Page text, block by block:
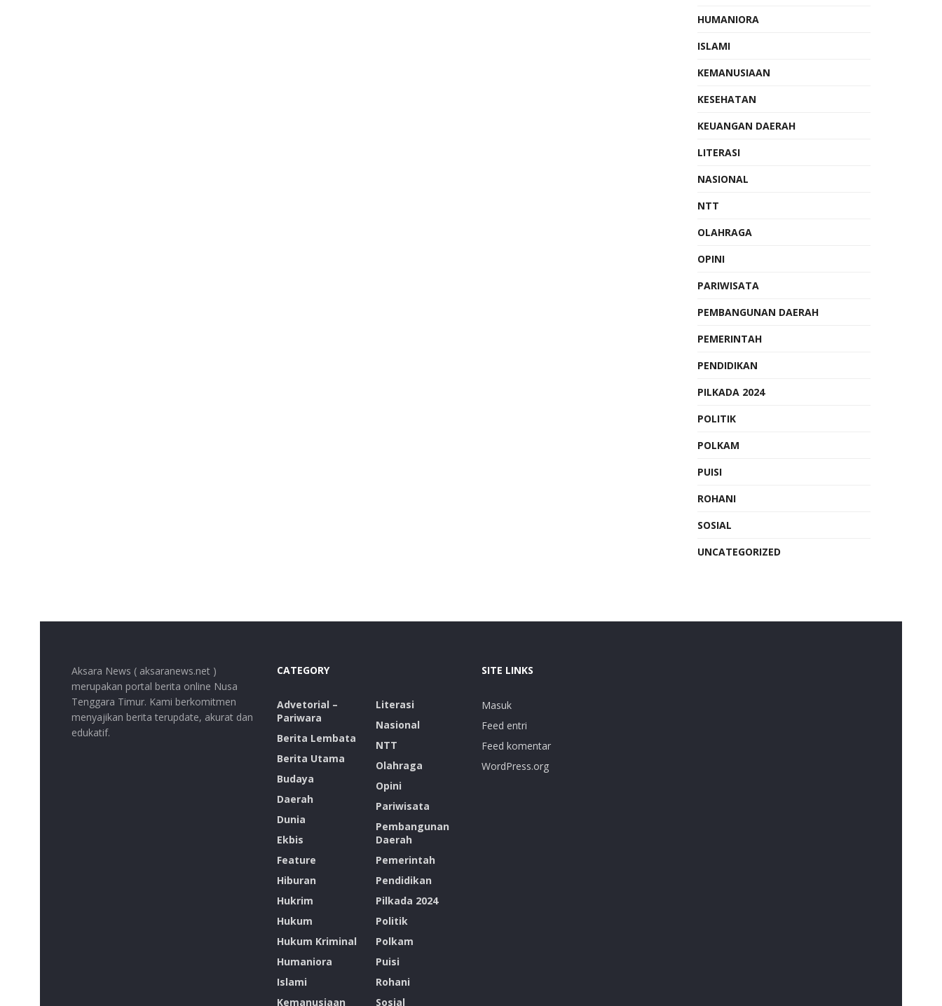
HUMANIORA
ISLAMI
KEMANUSIAAN
KESEHATAN
KEUANGAN DAERAH
LITERASI
NASIONAL
NTT
OLAHRAGA
OPINI
PARIWISATA
PEMBANGUNAN DAERAH
PEMERINTAH
PENDIDIKAN
PILKADA 2024
POLITIK
POLKAM
PUISI
ROHANI
SOSIAL
UNCATEGORIZED
Aksara News ( aksaranews.net )
merupakan portal berita online Nusa
Tenggara Timur. Kami berkomitmen
menyajikan berita terupdate, akurat dan
edukatif.
CATEGORY
Advetorial –
Pariwara
Berita Lembata
Berita Utama
Budaya
Daerah
Dunia
Ekbis
Feature
Hiburan
Hukrim
Hukum
Hukum Kriminal
Humaniora
Islami
Kemanusiaan
Literasi
Nasional
NTT
Olahraga
Opini
Pariwisata
Pembangunan
Daerah
Pemerintah
Pendidikan
Pilkada 2024
Politik
Polkam
Puisi
Rohani
Sosial
SITE LINKS
Masuk
Feed entri
Feed komentar
WordPress.org